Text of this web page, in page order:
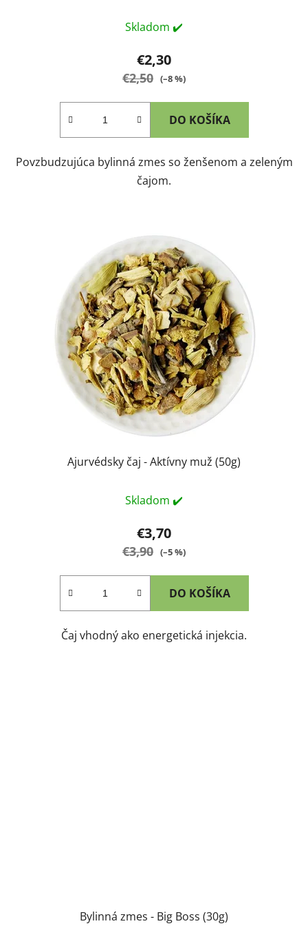
Skladom ✔️
€2,30
€2,50 (–8 %)
DO KOŠÍKA
Povzbudzujúca bylinná zmes so ženšenom a zeleným
čajom.
Ajurvédsky čaj - Aktívny muž (50g)
Skladom ✔️
€3,70
€3,90 (–5 %)
DO KOŠÍKA
Čaj vhodný ako energetická injekcia.
Bylinná zmes - Big Boss (30g)